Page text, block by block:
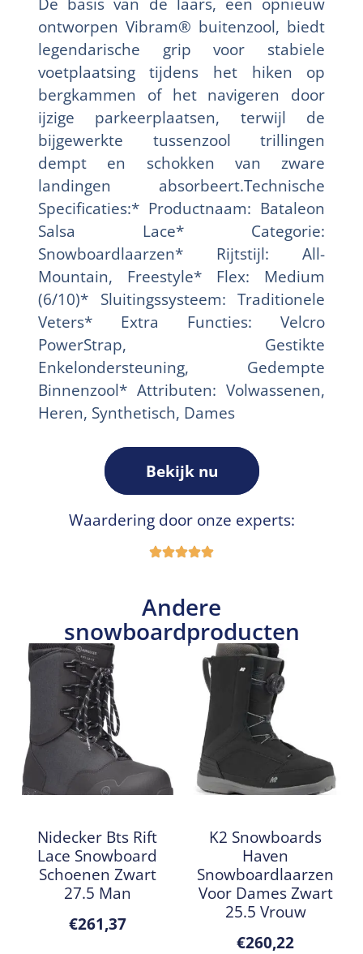
ontworpen Vibram® buitenzool, biedt
legendarische grip voor stabiele
voetplaatsing tijdens het hiken op
bergkammen of het navigeren door
ijzige parkeerplaatsen, terwijl de
bijgewerkte tussenzool trillingen
dempt en schokken van zware
landingen absorbeert.Technische
Specificaties:* Productnaam: Bataleon
Salsa Lace* Categorie:
Snowboardlaarzen* Rijtstijl: All-
Mountain, Freestyle* Flex: Medium
(6/10)* Sluitingssysteem: Traditionele
Veters* Extra Functies: Velcro
PowerStrap, Gestikte
Enkelondersteuning, Gedempte
Binnenzool* Attributen: Volwassenen,
Heren, Synthetisch, Dames
Bekijk nu
Waardering door onze experts:
Andere
snowboardproducten
Nidecker Bts Rift
Lace Snowboard
Schoenen Zwart
27.5 Man
€261,37
K2 Snowboards
Haven
Snowboardlaarzen
Voor Dames Zwart
25.5 Vrouw
€260,22